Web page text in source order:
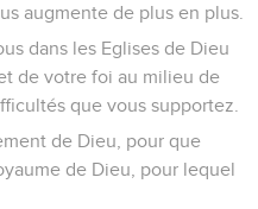
augmente de plus en plus.
dans les Eglises de Dieu
de votre foi au milieu de
que vous supportez.
de Dieu, pour que
de Dieu, pour lequel